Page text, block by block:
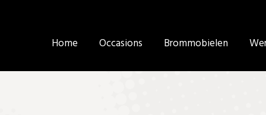
Home Occasions Brommobielen
Home Occasions Brommobielen